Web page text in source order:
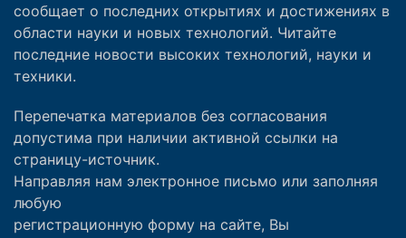
сообщает о последних открытиях и достижениях в
области науки и новых технологий. Читайте
последние новости высоких технологий, науки и
техники.
Перепечатка материалов без согласования
допустима при наличии активной ссылки на
страницу-источник.
Направляя нам электронное письмо или заполняя
любую
регистрационную форму на сайте, Вы